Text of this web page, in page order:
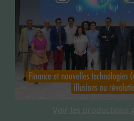
Voir les productions